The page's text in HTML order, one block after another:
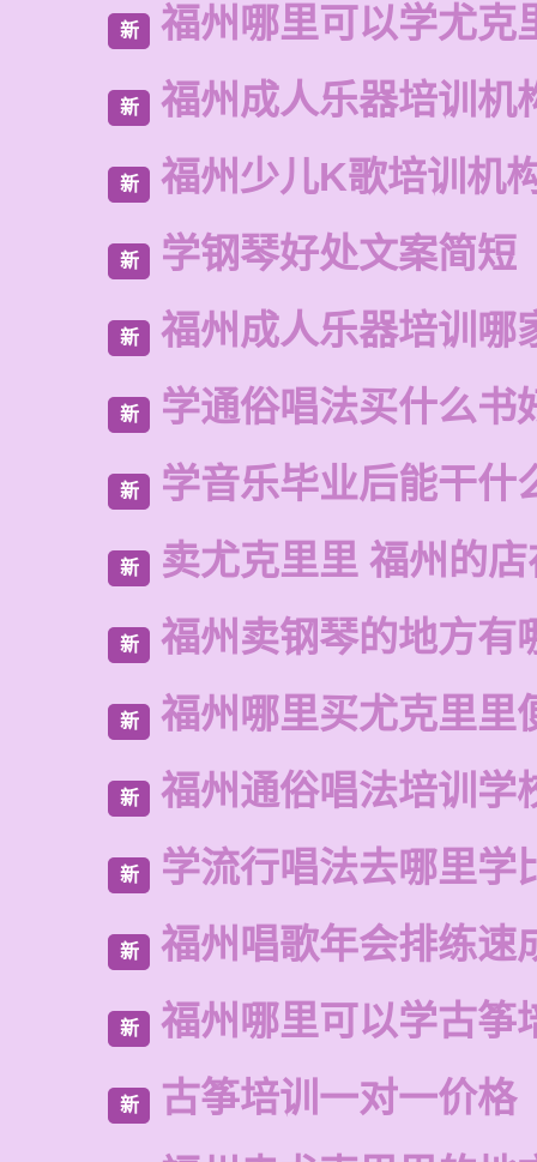
新 福州哪里可以学尤克
新 福州成人乐器培训机
新 福州少儿K歌培训机
新 学钢琴好处文案简短
新 福州成人乐器培训哪
新 学通俗唱法买什么书
新 学音乐毕业后能干什
新 卖尤克里里 福州的
新 福州卖钢琴的地方有
新 福州哪里买尤克里里
新 福州通俗唱法培训学
新 学流行唱法去哪里学
新 福州唱歌年会排练速
新 福州哪里可以学古筝
新 古筝培训一对一价格